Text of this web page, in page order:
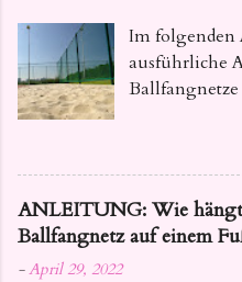
Im folgenden
ausführliche
zu den
damit Ihre
ANLEITUNG: Wie hängt
Ballfangnetz auf einem
-April 29, 2022